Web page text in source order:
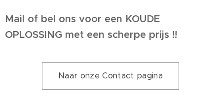
Mail of bel ons voor een KOUDE
OPLOSSING met een scherpe prijs !!
Naar onze Contact pagina